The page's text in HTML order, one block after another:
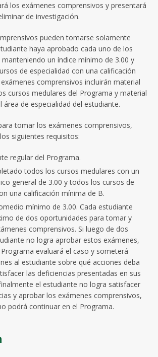
los exámenes comprensivos y presentará
de investigación.
pueden tomarse solamente
haya aprobado cada uno de los
un índice mínimo de 3.00 y
de especialidad con una calificación
comprensivos incluirán material
cursos medulares del Programa y material
área de especialidad del estudiante.
tomar los exámenes comprensivos,
siguientes requisitos:
regular del Programa.
todos los cursos medulares con un
general de 3.00 y todos los cursos de
una calificación mínima de B.
mínimo de 3.00. Cada estudiante
de dos oportunidades para tomar y
comprensivos. Si luego de dos
no logra aprobar estos exámenes,
evaluará el caso y someterá
al estudiante sobre qué acciones deba
las deficiencias presentadas en sus
el estudiante no logra satisfacer
y aprobar los exámenes comprensivos,
podrá continuar en el Programa.